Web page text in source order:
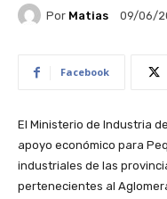
Por Matias 09/06/
Facebook
El Ministerio de Industria
apoyo económico para
industriales de las
pertenecientes al